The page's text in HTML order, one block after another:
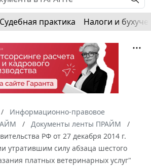
Судебная практика Налоги и
Информационно-правовое
Документы ленты ПРАЙМ
РФ от 27 декабря 2014 г.
утратившим силу абзаца шестого
платных ветеринарных услуг"